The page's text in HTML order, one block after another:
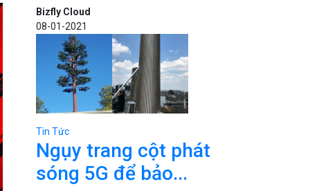
Bizfly Cloud
08-01-2021
Tin Tức
Ngụy trang cột phát
sóng 5G để bảo...